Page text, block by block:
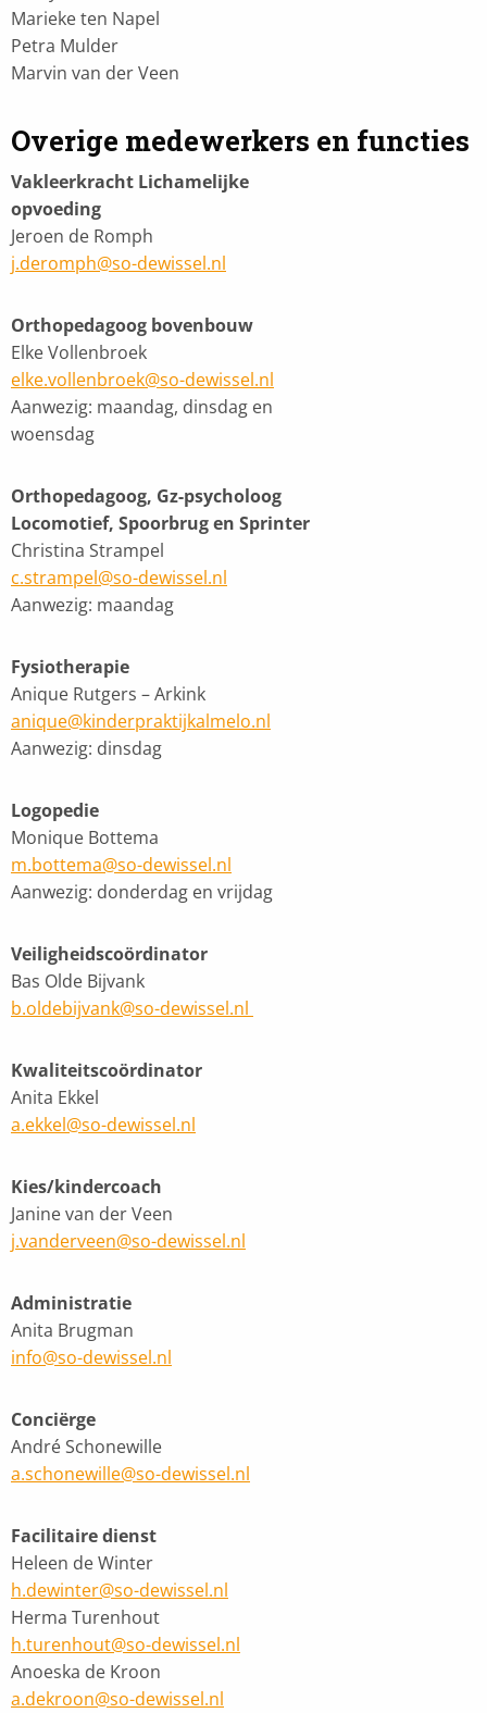
Marieke ten Napel
Petra Mulder
Marvin van der Veen
Overige medewerkers en functies
Vakleerkracht Lichamelijke
opvoeding
Jeroen de Romph
j.deromph@so-dewissel.nl
Orthopedagoog bovenbouw
Elke Vollenbroek
elke.vollenbroek@so-dewissel.nl
Aanwezig: maandag, dinsdag en
woensdag
Orthopedagoog, Gz-psycholoog
Locomotief, Spoorbrug en Sprinter
Christina Strampel
c.strampel@so-dewissel.nl
Aanwezig: maandag
Fysiotherapie
Anique Rutgers – Arkink
anique@kinderpraktijkalmelo.nl
Aanwezig: dinsdag
Logopedie
Monique Bottema
m.bottema@so-dewissel.nl
Aanwezig: donderdag en vrijdag
Veiligheidscoördinator
Bas Olde Bijvank
b.oldebijvank@so-dewissel.nl
Kwaliteitscoördinator
Anita Ekkel
a.ekkel@so-dewissel.nl
Kies/kindercoach
Janine van der Veen
j.vanderveen@so-dewissel.nl
Administratie
Anita Brugman
info@so-dewissel.nl
Conciërge
André Schonewille
a.schonewille@so-dewissel.nl
Facilitaire dienst
Heleen de Winter
h.dewinter@so-dewissel.nl
Herma Turenhout
h.turenhout@so-dewissel.nl
Anoeska de Kroon
a.dekroon@so-dewissel.nl